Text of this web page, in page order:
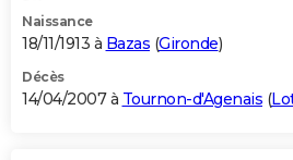
Naissance
18/11/1913 à Bazas (Gironde)
Décès
14/04/2007 à Tournon-d'Agenais (